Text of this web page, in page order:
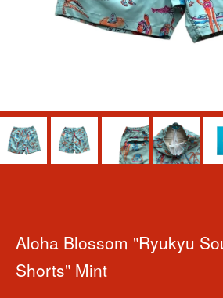
Aloha Blossom "Ryukyu
Shorts" Mint